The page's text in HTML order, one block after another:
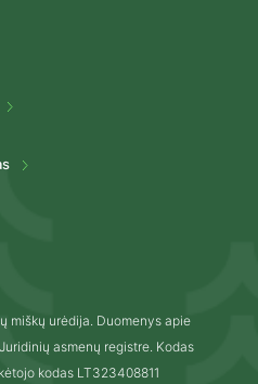
miškų urėdija. Duomenys apie
asmenų registre. Kodas
kodas LT323408811